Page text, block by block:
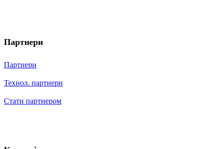
Партнери
Партнери
Технол. партнери
Стати партнером